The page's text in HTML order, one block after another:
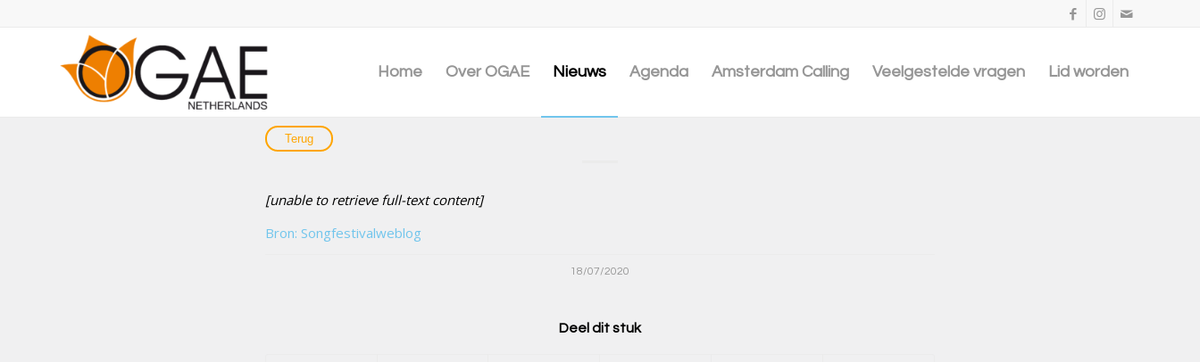
Home Over OGAE Nieuws Agenda Amsterdam Calling Veelgestelde vragen Lid worden
[unable to retrieve full-text content]
Bron: Songfestivalweblog
18/07/2020
Deel dit stuk